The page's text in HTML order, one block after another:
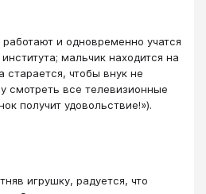
и одновременно учатся
мальчик находится на
чтобы внук не
смотреть все телевизионные
получит удовольствие!»).
игрушку, радуется, что